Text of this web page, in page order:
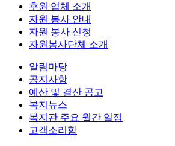
후원 업체 소개
자원 봉사 안내
자원 봉사 신청
자원봉사단체 소개
알림마당
공지사항
예산 및 결산 공고
복지뉴스
복지관 주요 월간 일정
고객소리함